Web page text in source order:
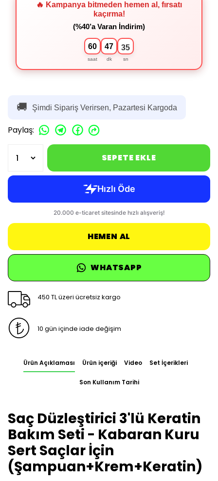
🔥 Kampanya bitmeden hemen al, fırsatı
kaçırma!
(%40’a Varan İndirim)
60
saat
47
dk
35
sn
🚚 Şimdi Sipariş Verirsen, Pazartesi Kargoda
Paylaş:
SEPETE EKLE
HEMEN AL
WHATSAPP
450 TL üzeri ücretsiz kargo
10 gün içinde iade değişim
Ürün Açıklaması Ürün içeriği Video Set İçerikleri
Son Kullanım Tarihi
Saç Düzleştirici 3'lü Keratin
Bakım Seti - Kabaran Kuru
Sert Saçlar İçin
(Şampuan+Krem+Keratin)